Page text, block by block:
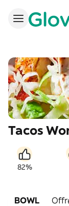
Tacos
82%
BOWL